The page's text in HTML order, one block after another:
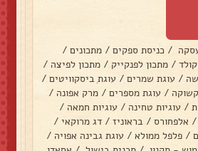
/ כניסת ספקים / מתכונים /
/ מתכון לפנקייק / מתכון לפיצה /
/ עוגת שמרים / עוגת ביסקוויטים /
/ עוגת מספרים / מרק אפונה /
/ עוגיות טחינה / עוגיות חמאה /
/ אלפחורס / בראוניז / דג מרוקאי /
/ פלפל ממולא / עוגת גבינה אפויה /